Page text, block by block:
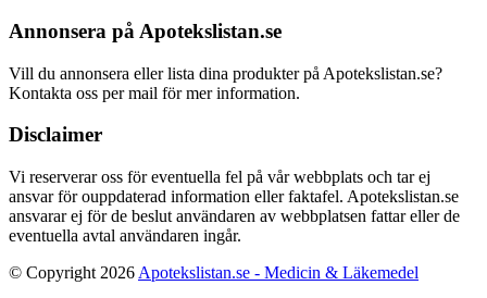
Annonsera på Apotekslistan.se
Vill du annonsera eller lista dina produkter på Apotekslistan.se?
Kontakta oss per mail för mer information.
Disclaimer
Vi reserverar oss för eventuella fel på vår webbplats och tar ej
ansvar för ouppdaterad information eller faktafel. Apotekslistan.se
ansvarar ej för de beslut användaren av webbplatsen fattar eller de
eventuella avtal användaren ingår.
© Copyright 2026 Apotekslistan.se - Medicin & Läkemedel